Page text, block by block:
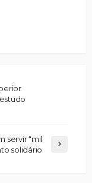
servir “mil
solidário